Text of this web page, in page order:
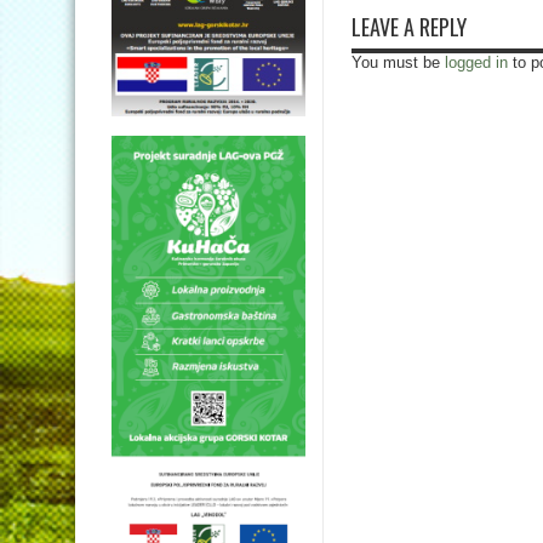
LEAVE A REPLY
You must be logged in to